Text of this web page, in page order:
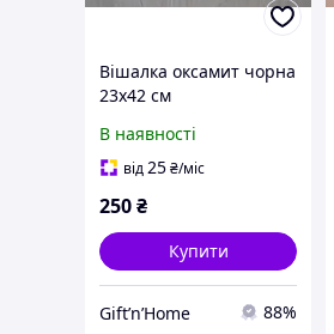
Вішалка оксамит чорна
23x42 см
В наявності
від25₴/міс
250₴
Купити
Gift’n’Home 88%